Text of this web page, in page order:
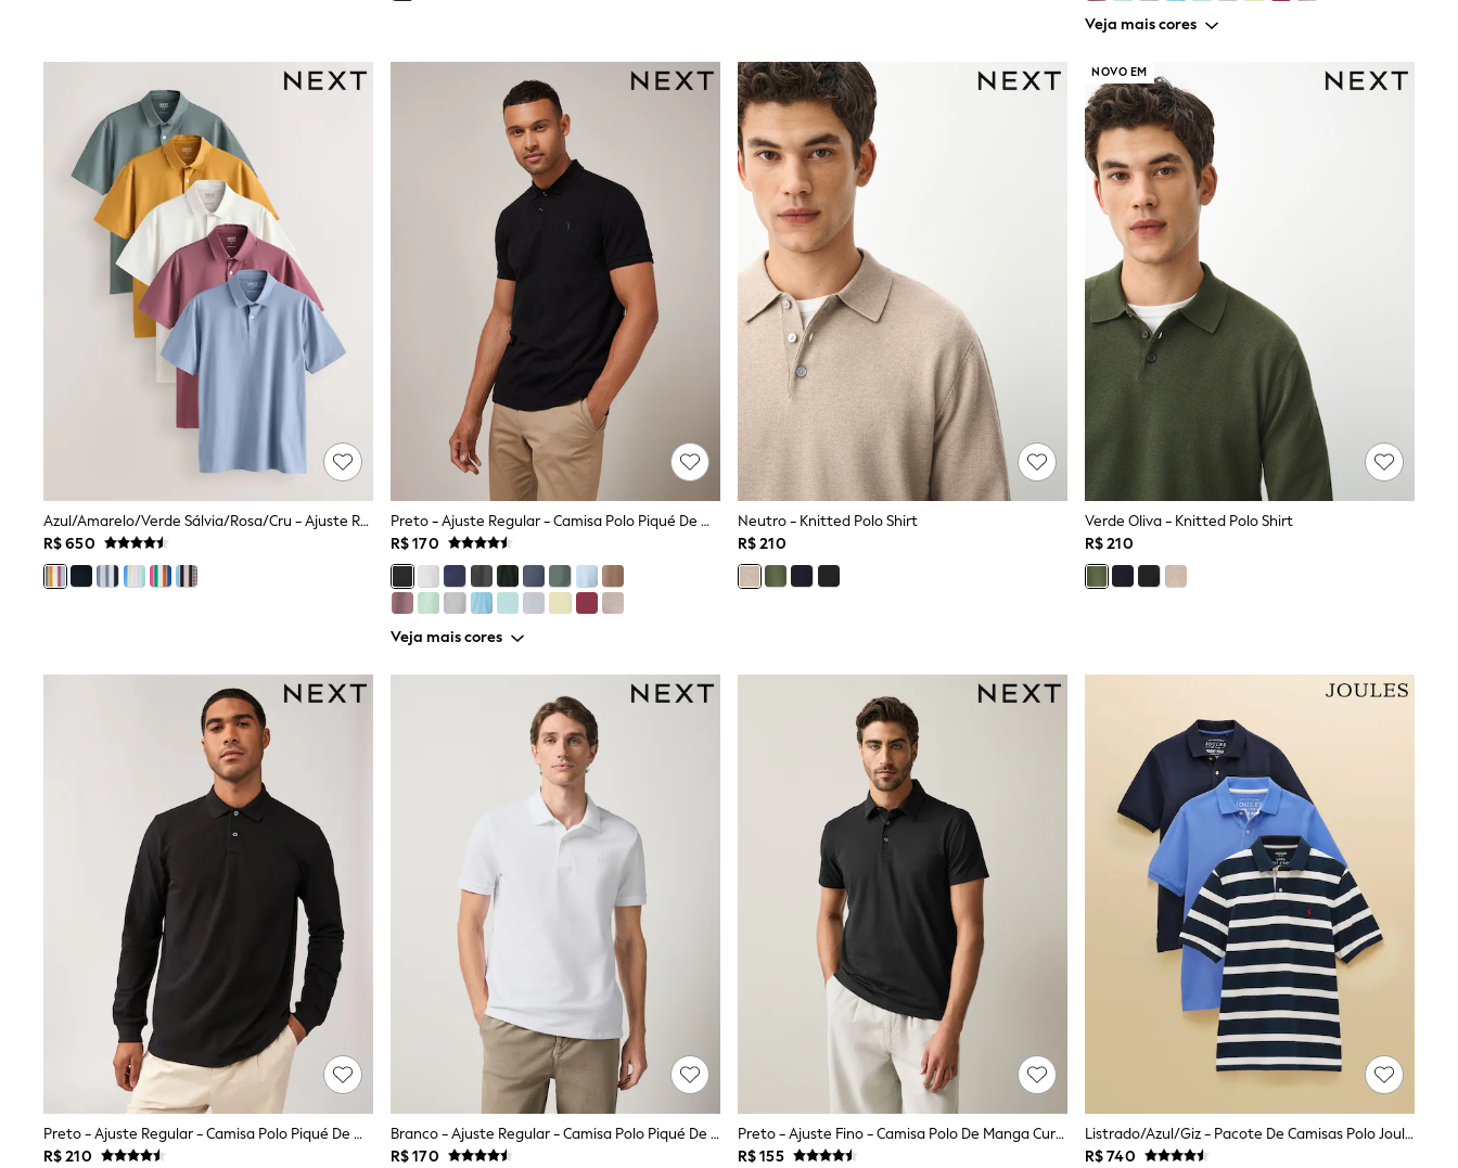
Hoodies & Sweatshirts
Leggings, Joggers & Shorts
Swim
Hats, Gloves & Scarves
BOYS
0-2 Years
3-5 Years
6-8 Years
9-11 Years
12-14 Years
15+ Years
All Boy's New In
Boys' New In
Trending: Top & Short Sets
Trending: Clogs
Shop All Clothing
Bodysuits & Vests
Coats & Jackets
Jeans
Joggers
Knitwear
Shirts & Polos
Suits & Waistcoats
Sweatshirts & Hoodies
Pants & Chinos
All Holiday Shop
Tops & T-Shirts
Shorts
Sandals & Sliders
Rash Vests
Sun Safe Swimwear
Sun Hats & Caps
Shop All Footwear
Baby & Toddler
Boots & Wellies
School Shoes
Sneakers
Underwear & Socks
All Underwear
Pyjamas
Veja mais cores
Azul/Amarelo/Verde Sálvia/Rosa/Cru - Ajuste Regular - Camisas Polo De Manga Curta Motionflex 5
R$ 650
Preto - Ajuste Regular - Camisa Polo Piqué De Manga Curta
R$ 170
Veja mais cores
Neutro - Knitted Polo Shirt
R$ 210
NOVO EM
Verde Oliva - Knitted Polo Shirt
R$ 210
Preto - Ajuste Regular - Camisa Polo Piqué De Manga Comprida
R$ 210
Branco - Ajuste Regular - Camisa Polo Piqué De Manga Curta
R$ 170
Preto - Ajuste Fino - Camisa Polo De Manga Curta Motionflex
R$ 155
Listrado/azul/giz - Pacote De Camisas Polo Joules Woody 3
R$ 740